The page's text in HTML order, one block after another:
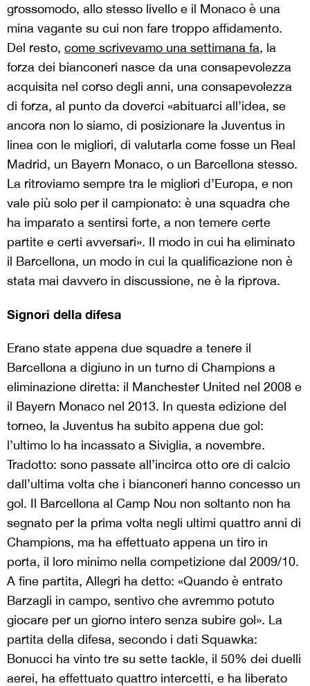
grossomodo, allo stesso livello e il Monaco è una
mina vagante su cui non fare troppo affidamento.
Del resto, come scrivevamo una settimana fa, la
forza dei bianconeri nasce da una consapevolezza
acquisita nel corso degli anni, una consapevolezza
di forza, al punto da doverci «abituarci all’idea, se
ancora non lo siamo, di posizionare la Juventus in
linea con le migliori, di valutarla come fosse un Real
Madrid, un Bayern Monaco, o un Barcellona stesso.
La ritroviamo sempre tra le migliori d’Europa, e non
vale più solo per il campionato: è una squadra che
ha imparato a sentirsi forte, a non temere certe
partite e certi avversari». Il modo in cui ha eliminato
il Barcellona, un modo in cui la qualificazione non è
stata mai davvero in discussione, ne è la riprova.
Signori della difesa
Erano state appena due squadre a tenere il
Barcellona a digiuno in un turno di Champions a
eliminazione diretta: il Manchester United nel 2008 e
il Bayern Monaco nel 2013. In questa edizione del
torneo, la Juventus ha subito appena due gol:
l’ultimo lo ha incassato a Siviglia, a novembre.
Tradotto: sono passate all’incirca otto ore di calcio
dall’ultima volta che i bianconeri hanno concesso un
gol. Il Barcellona al Camp Nou non soltanto non ha
segnato per la prima volta negli ultimi quattro anni di
Champions, ma ha effettuato appena un tiro in
porta, il loro minimo nella competizione dal 2009/10.
A fine partita, Allegri ha detto: «Quando è entrato
Barzagli in campo, sentivo che avremmo potuto
giocare per un giorno intero senza subire gol». La
partita della difesa, secondo i dati Squawka:
Bonucci ha vinto tre su sette tackle, il 50% dei duelli
aerei, ha effettuato quattro intercetti, e ha liberato